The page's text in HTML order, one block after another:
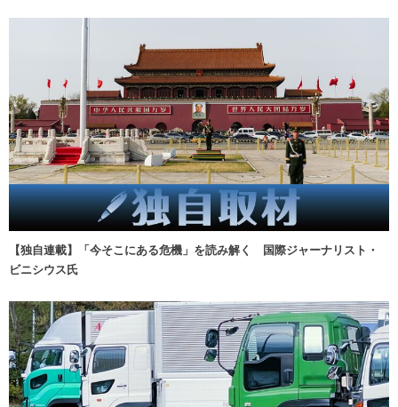
【独自連載】「今そこにある危機」を読み解く 国際ジャーナリスト・
ビニシウス氏